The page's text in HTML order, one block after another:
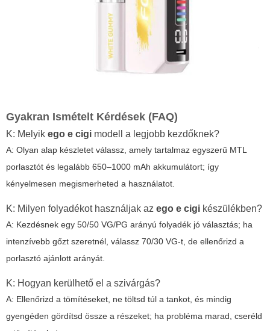
Gyakran Ismételt Kérdések (FAQ)
K: Melyik ego e cigi modell a legjobb kezdőknek?
A: Olyan alap készletet válassz, amely tartalmaz egyszerű MTL
porlasztót és legalább 650–1000 mAh akkumulátort; így
kényelmesen megismerheted a használatot.
K: Milyen folyadékot használjak az ego e cigi készülékben?
A: Kezdésnek egy 50/50 VG/PG arányú folyadék jó választás; ha
intenzívebb gőzt szeretnél, válassz 70/30 VG-t, de ellenőrizd a
porlasztó ajánlott arányát.
K: Hogyan kerülhető el a szivárgás?
A: Ellenőrizd a tömítéseket, ne töltsd túl a tankot, és mindig
gyengéden gördítsd össze a részeket; ha probléma marad, cseréld